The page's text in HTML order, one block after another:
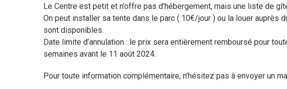
Le Centre est petit et n’offre pas d’hébergement, mais une liste de
On peut installer sa tente dans le parc ( 10€/jour ) ou la louer auprès
sont disponibles.
Date limite d’annulation : le prix sera entièrement remboursé pour
semaines avant le 11 août 2024.
Pour toute information complémentaire, n’hésitez pas à envoyer un